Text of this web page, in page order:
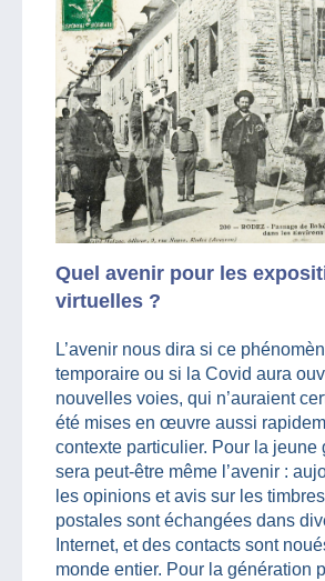
Quel avenir pour les
virtuelles ?
L’avenir nous dira si ce
temporaire ou si la Covid aura
nouvelles voies, qui n’auraient
été mises en œuvre aussi
contexte particulier. Pour la jeune
sera peut-être même l’avenir :
les opinions et avis sur les
postales sont échangées dans
Internet, et des contacts sont
monde entier. Pour la génération